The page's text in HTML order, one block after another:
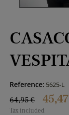
Reference: 5625-L
64,95 €
Tax included